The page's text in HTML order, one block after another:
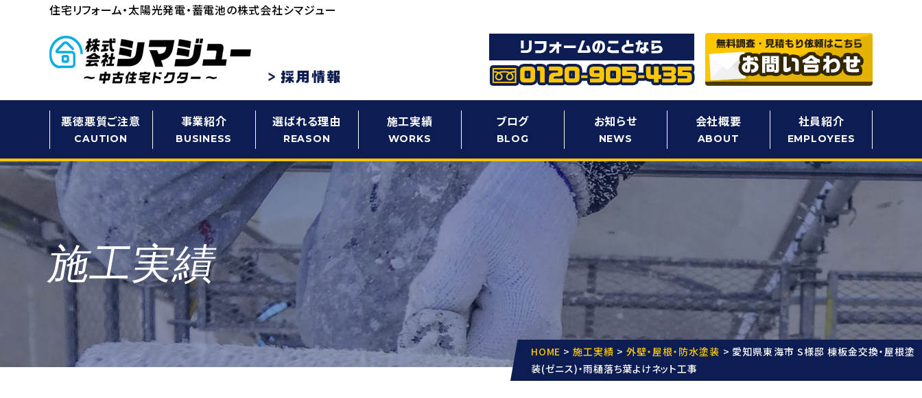
住宅リフォーム・太陽光発電・蓄電池の株式会社シマジュー
悪徳悪質ご注意
CAUTION
事業紹介
BUSINESS
選ばれる理由
REASON
施工実績
WORKS
ブログ
BLOG
お知らせ
NEWS
会社概要
ABOUT
社員紹介
EMPLOYEES
施工実績
HOME > 施工実績 > 外壁・屋根・防水塗装 > 愛知県東海市 S様邸 棟板金交換・屋根塗
装(ゼニス)・雨樋落ち葉よけネット工事